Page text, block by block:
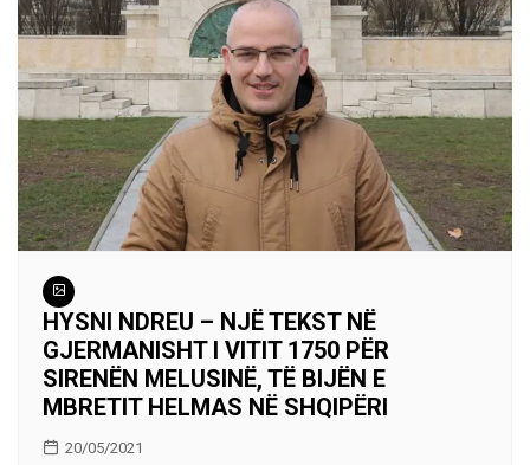
HYSNI NDREU – NJË TEKST NË
GJERMANISHT I VITIT 1750 PËR
SIRENËN MELUSINË, TË BIJËN E
MBRETIT HELMAS NË SHQIPËRI
20/05/2021